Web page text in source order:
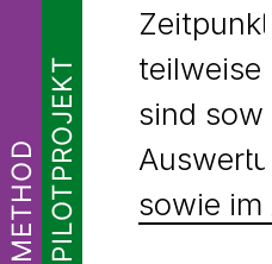
METHODPILOTPROJEKT
teilweise
sind
sowie im